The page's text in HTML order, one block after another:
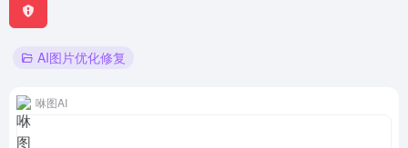
AI图片优化修复
咻图AI